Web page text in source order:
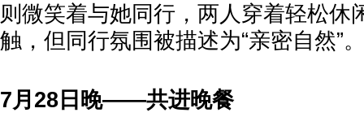
则微笑着与她同行，两人穿着轻松休
触，但同行氛围被描述为“亲密自然”
7月28日晚——共进晚餐